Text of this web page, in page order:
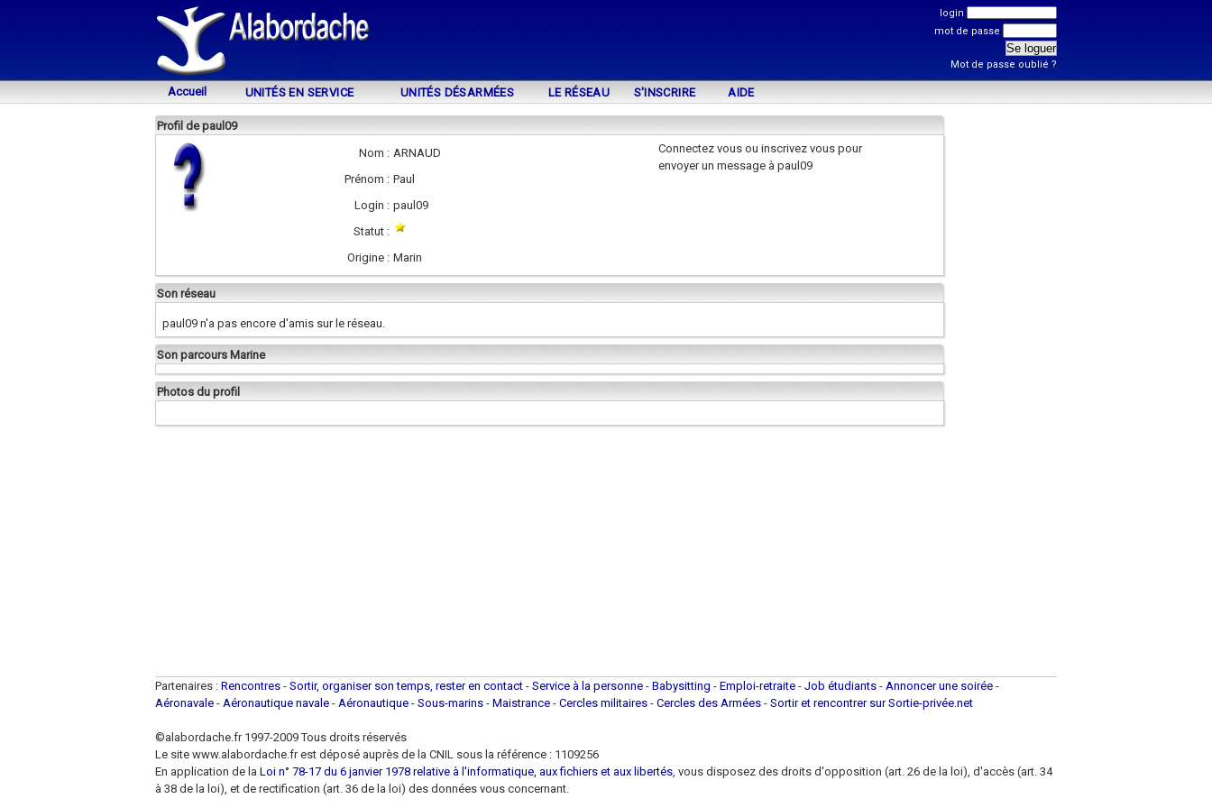
login
mot de passe
Mot de passe oublié ?
Accueil UNITÉS EN SERVICE UNITÉS DÉSARMÉES LE RÉSEAU S'INSCRIRE AIDE
Profil de paul09
Nom : ARNAUD
Prénom : Paul
Login : paul09
Statut :
Origine : Marin
Connectez vous ou inscrivez vous pour
envoyer un message à paul09
Son réseau
paul09 n'a pas encore d'amis sur le réseau.
Son parcours Marine
Photos du profil
Partenaires : Rencontres - Sortir, organiser son temps, rester en contact - Service à la personne - Babysitting - Emploi-retraite - Job étudiants - Annoncer une soirée -
Aéronavale - Aéronautique navale - Aéronautique - Sous-marins - Maistrance - Cercles militaires - Cercles des Armées - Sortir et rencontrer sur Sortie-privée.net
©alabordache.fr 1997-2009 Tous droits réservés
Le site www.alabordache.fr est déposé auprès de la CNIL sous la référence : 1109256
En application de la Loi n° 78-17 du 6 janvier 1978 relative à l'informatique, aux fichiers et aux libertés, vous disposez des droits d'opposition (art. 26 de la loi), d'accès (art. 34
à 38 de la loi), et de rectification (art. 36 de la loi) des données vous concernant.